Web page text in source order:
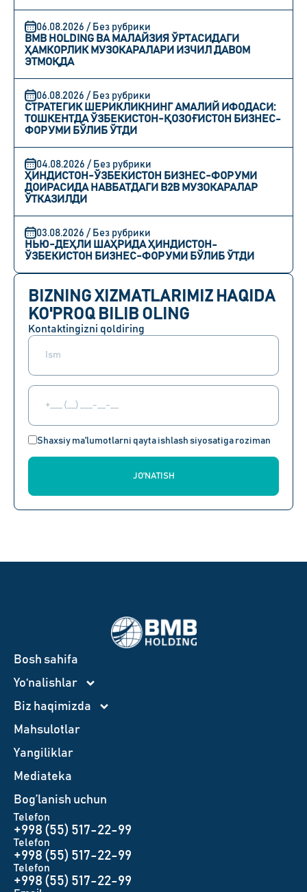
06.08.2026 / Без рубрики
BMB HOLDING ВА МАЛАЙЗИЯ ЎРТАСИДАГИ
ҲАМКОРЛИК МУЗОКАРАЛАРИ ИЗЧИЛ ДАВОМ
ЭТМОҚДА
06.08.2026 / Без рубрики
СТРАТЕГИК ШЕРИКЛИКНИНГ АМАЛИЙ ИФОДАСИ:
ТОШКЕНТДА ЎЗБЕКИСТОН-ҚОЗОҒИСТОН БИЗНЕС-
ФОРУМИ БЎЛИБ ЎТДИ
04.08.2026 / Без рубрики
ҲИНДИСТОН-ЎЗБЕКИСТОН БИЗНЕС-ФОРУМИ
ДОИРАСИДА НАВБАТДАГИ B2B МУЗОКАРАЛАР
ЎТКАЗИЛДИ
03.08.2026 / Без рубрики
НЬЮ-ДЕҲЛИ ШАҲРИДА ҲИНДИСТОН-
ЎЗБЕКИСТОН БИЗНЕС-ФОРУМИ БЎЛИБ ЎТДИ
BIZNING XIZMATLARIMIZ HAQIDA
KO'PROQ BILIB OLING
Kontaktingizni qoldiring
Shaxsiy ma'lumotlarni qayta ishlash siyosatiga roziman
JO'NATISH
Bosh sahifa
Yo‘nalishlar
Biz haqimizda
Mahsulotlar
Yangiliklar
Mediateka
Bog’lanish uchun
Telefon
+998 (55) 517-22-99
Telefon
+998 (55) 517-22-99
Telefon
+998 (55) 517-22-99